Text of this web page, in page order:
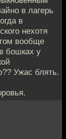
в лагерь
в
нехотя
вообще
бошках у
Ужас блять.